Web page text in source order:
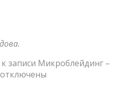
к записи Микроблейдинг –
отключены